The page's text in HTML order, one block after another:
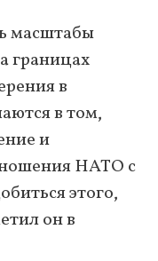
масштабы
границах
в
в том,
и
НАТО с
этого,
он в